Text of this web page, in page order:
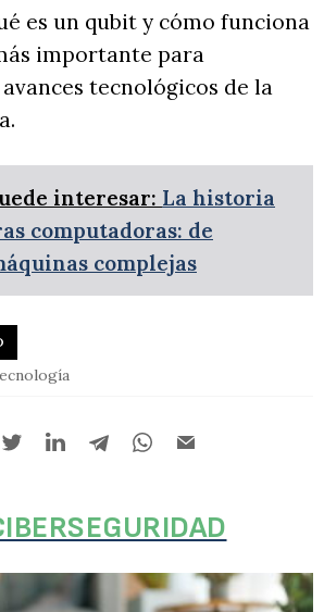
es un qubit y cómo funciona
importante para
tecnológicos de la
interesar: La historia
computadoras: de
complejas